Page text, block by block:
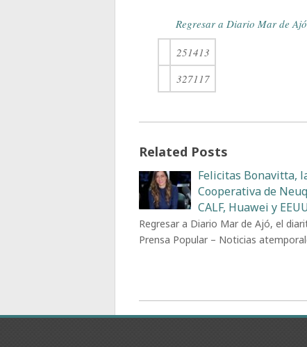
Regresar a Diario Mar de
251413
327117
Related Posts
Felicitas Bonavitta,
Cooperativa de
CALF, Huawei y
Regresar a Diario Mar de Ajó, el
Prensa Popular – Noticias